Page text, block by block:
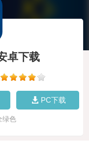
卓下载
PC下载
绿色